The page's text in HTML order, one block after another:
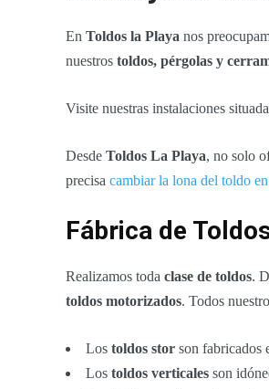
En Toldos la Playa nos
nuestros toldos, pérgolas y
Visite nuestras instalaciones
Desde Toldos La Playa, no solo
precisa cambiar la lona del toldo
Fábrica de
Realizamos toda clase de toldos.
toldos motorizados. Todos
Los toldos stor son fabricados
Los toldos verticales son